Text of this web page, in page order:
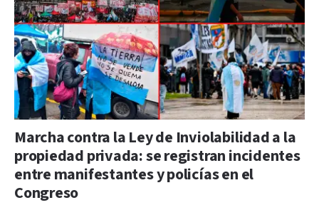
Marcha contra la Ley de Inviolabilidad a la
propiedad privada: se registran incidentes
entre manifestantes y policías en el
Congreso